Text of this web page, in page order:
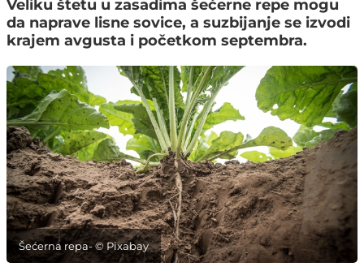
Veliku štetu u zasadima šećerne repe mogu
da naprave lisne sovice, a suzbijanje se izvodi
krajem avgusta i početkom septembra.
Šećerna repa- © Pixabay